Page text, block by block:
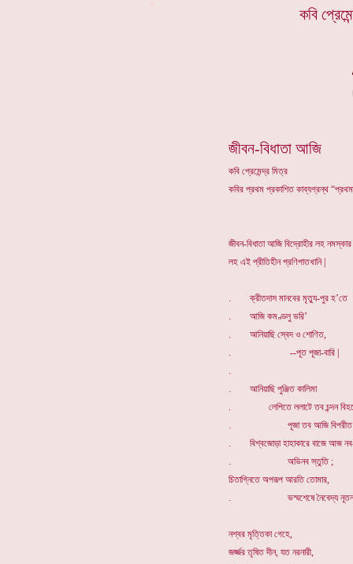
কবি
জীবন-বিধাতা আজি
কবি প্রেমেন্দ্র মিত্র
কবির প্রথম প্রকাশিত কাব্যগ্রন্থ
জীবন-বিধাতা আজি বিদ্রোহীর লহ
লহ এই প্রীতিহীন প্রণিপাতখানি |
. ক্রীতদাস মানবের মৃত্যু-পুর হ’তে
. আজি কমণ্ডলু ভরি’
. আনিয়াছি স্বেদ ও শোণিত,
. --পূত পূজা-বারি |
.
. আনিয়াছি পুঞ্জিত কালিমা
. লেপিতে ললাটে তব চন্দন
. পূজা তব আজি বিপরীত
. বিশ্বজোড়া হাহাকারে বাজে আজ
. অভিনব স্তুতি ;
চিতাগ্নিতে অপরূপ আরতি তোমার,
. ভস্মশেষে নৈবেদ্য নূতন
নশ্বর মৃত্তিকা গেহে,
জর্জ্জর তৃষিত দীন, যত নরনারী,